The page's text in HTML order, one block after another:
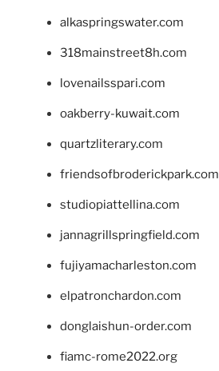
alkaspringswater.com
318mainstreet8h.com
lovenailsspari.com
oakberry-kuwait.com
quartzliterary.com
friendsofbroderickpark.com
studiopiattellina.com
jannagrillspringfield.com
fujiyamacharleston.com
elpatronchardon.com
donglaishun-order.com
fiamc-rome2022.org